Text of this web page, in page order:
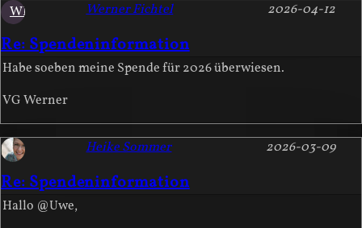
WF
Re: Spendeninformation
2026-04-12
Werner Fichtel
Habe soeben meine Spende für 2026 überwiesen.
VG Werner
Re: Spendeninformation
2026-03-09
Heike Sommer
Hallo @Uwe,